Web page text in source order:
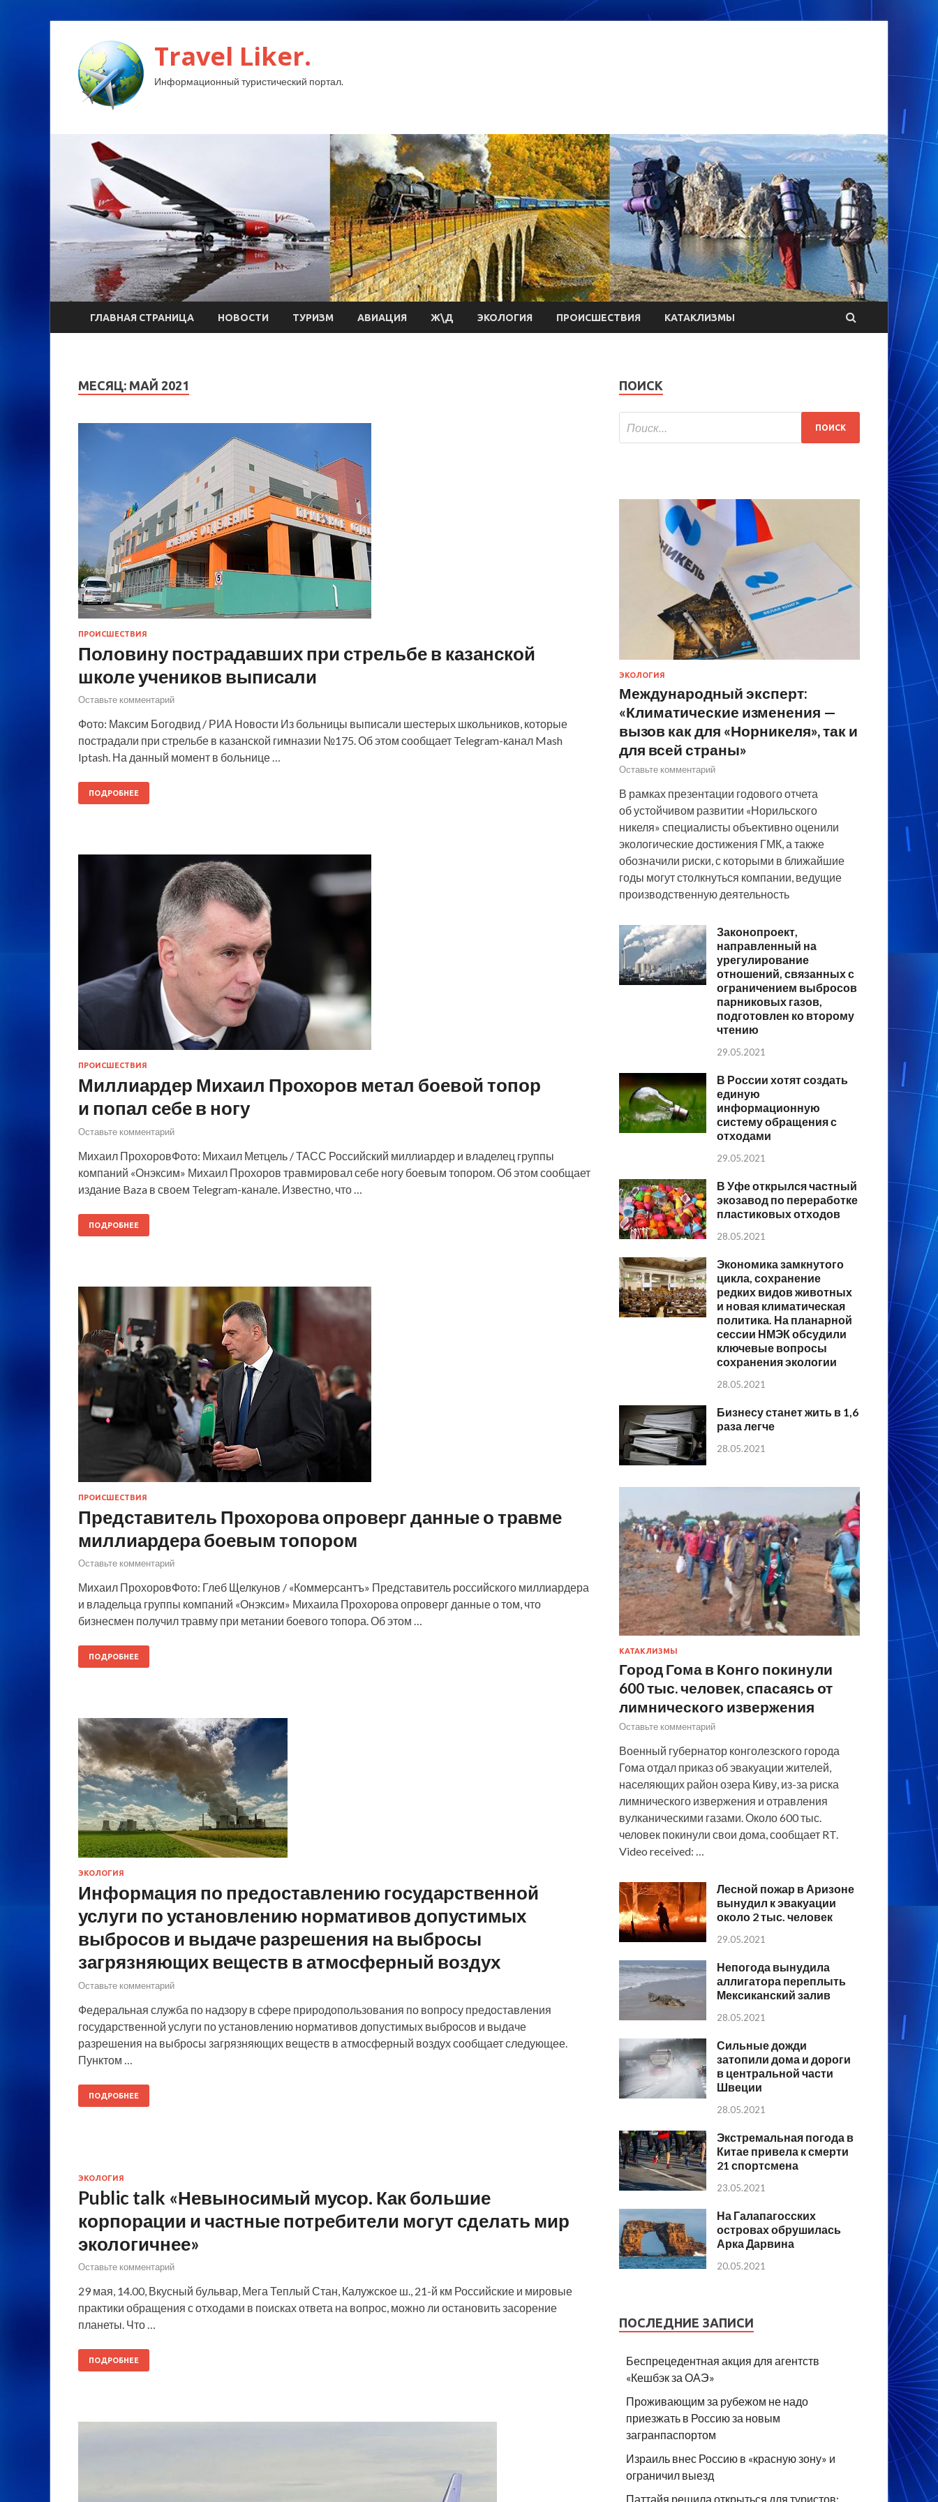
Travel Liker.
Информационный туристический портал.
ГЛАВНАЯ СТРАНИЦА НОВОСТИ ТУРИЗМ АВИАЦИЯ Ж\Д ЭКОЛОГИЯ ПРОИСШЕСТВИЯ КАТАКЛИЗМЫ
МЕСЯЦ: МАЙ 2021
ПРОИСШЕСТВИЯ
Половину пострадавших при стрельбе в казанской
школе учеников выписали
Оставьте комментарий
Фото: Максим Богодвид / РИА Новости Из больницы выписали шестерых школьников, которые
пострадали при стрельбе в казанской гимназии №175. Об этом сообщает Telegram-канал Mash
Iptash. На данный момент в больнице …
ПОДРОБНЕЕ
ПРОИСШЕСТВИЯ
Миллиардер Михаил Прохоров метал боевой топор
и попал себе в ногу
Оставьте комментарий
Михаил ПрохоровФото: Михаил Метцель / ТАСС Российский миллиардер и владелец группы
компаний «Онэксим» Михаил Прохоров травмировал себе ногу боевым топором. Об этом сообщает
издание Baza в своем Telegram-канале. Известно, что …
ПОДРОБНЕЕ
ПРОИСШЕСТВИЯ
Представитель Прохорова опроверг данные о травме
миллиардера боевым топором
Оставьте комментарий
Михаил ПрохоровФото: Глеб Щелкунов / «Коммерсантъ» Представитель российского миллиардера
и владельца группы компаний «Онэксим» Михаила Прохорова опроверг данные о том, что
бизнесмен получил травму при метании боевого топора. Об этом …
ПОДРОБНЕЕ
ЭКОЛОГИЯ
Информация по предоставлению государственной
услуги по установлению нормативов допустимых
выбросов и выдаче разрешения на выбросы
загрязняющих веществ в атмосферный воздух
Оставьте комментарий
Федеральная служба по надзору в сфере природопользования по вопросу предоставления
государственной услуги по установлению нормативов допустимых выбросов и выдаче
разрешения на выбросы загрязняющих веществ в атмосферный воздух сообщает следующее.
Пунктом …
ПОДРОБНЕЕ
ЭКОЛОГИЯ
Public talk «Невыносимый мусор. Как большие
корпорации и частные потребители могут сделать мир
экологичнее»
Оставьте комментарий
29 мая, 14.00, Вкусный бульвар, Мега Теплый Стан, Калужское ш., 21-й км Российские и мировые
практики обращения с отходами в поисках ответа на вопрос, можно ли остановить засорение
планеты. Что …
ПОДРОБНЕЕ
ПОИСК
ЭКОЛОГИЯ
Международный эксперт:
«Климатические изменения —
вызов как для «Норникеля», так и
для всей страны»
Оставьте комментарий
В рамках презентации годового отчета
об устойчивом развитии «Норильского
никеля» специалисты объективно оценили
экологические достижения ГМК, а также
обозначили риски, с которыми в ближайшие
годы могут столкнуться компании, ведущие
производственную деятельность
Законопроект,
направленный на
урегулирование
отношений, связанных с
ограничением выбросов
парниковых газов,
подготовлен ко второму
чтению
29.05.2021
В России хотят создать
единую
информационную
систему обращения с
отходами
29.05.2021
В Уфе открылся частный
экозавод по переработке
пластиковых отходов
28.05.2021
Экономика замкнутого
цикла, сохранение
редких видов животных
и новая климатическая
политика. На планарной
сессии НМЭК обсудили
ключевые вопросы
сохранения экологии
28.05.2021
Бизнесу станет жить в 1,6
раза легче
28.05.2021
КАТАКЛИЗМЫ
Город Гома в Конго покинули
600 тыс. человек, спасаясь от
лимнического извержения
Оставьте комментарий
Военный губернатор конголезского города
Гома отдал приказ об эвакуации жителей,
населяющих район озера Киву, из-за риска
лимнического извержения и отравления
вулканическими газами. Около 600 тыс.
человек покинули свои дома, сообщает RT.
Video received: …
Лесной пожар в Аризоне
вынудил к эвакуации
около 2 тыс. человек
29.05.2021
Непогода вынудила
аллигатора переплыть
Мексиканский залив
28.05.2021
Сильные дожди
затопили дома и дороги
в центральной части
Швеции
28.05.2021
Экстремальная погода в
Китае привела к смерти
21 спортсмена
23.05.2021
На Галапагосских
островах обрушилась
Арка Дарвина
20.05.2021
ПОСЛЕДНИЕ ЗАПИСИ
Беспрецедентная акция для агентств
«Кешбэк за ОАЭ»
Проживающим за рубежом не надо
приезжать в Россию за новым
загранпаспортом
Израиль внес Россию в «красную зону» и
ограничил выезд
Паттайя решила открыться для туристов: